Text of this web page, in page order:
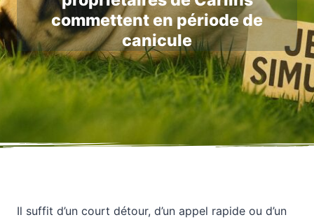
commettent en période de
canicule
Il suffit d’un court détour, d’un appel rapide ou d’un